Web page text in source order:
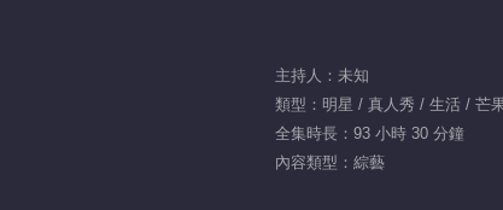
主持人：未知
類型：明星 / 真人秀 / 生活 / 芒
全集時長：93 小時 30 分鐘
內容類型：綜藝